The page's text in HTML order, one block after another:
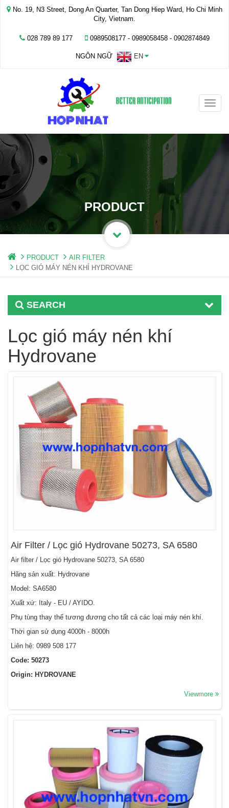
No. 19, N3 Street, Dong An Quarter, Tan Dong Hiep Ward, Ho Chi Minh
City, Vietnam.
028 789 89 177 0989508177 - ‭0989058458‬ - 0902874849
NGÔN NGỮ EN
Toggle
PRODUCT
PRODUCT
AIR FILTER
LỌC GIÓ MÁY NÉN KHÍ HYDROVANE
SEARCH
Lọc gió máy nén khí
Hydrovane
Air Filter / Lọc gió Hydrovane 50273, SA 6580
Air filter / Lọc gió Hydrovane 50273, SA 6580
Hãng sản xuất: Hydrovane
Model: SA6580
Xuất xứ: Italy - EU / AYIDO.
Phụ tùng thay thế tương đương cho tất cả các loại máy nén khí.
Thời gian sử dụng 4000h - 8000h
Liên hệ: 0989 508 177
Code: 50273
Origin: HYDROVANE
Viewmore